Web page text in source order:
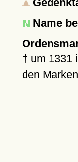
Name
† um 1331
den